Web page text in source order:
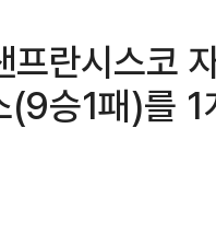
프란시스코
승1패)를